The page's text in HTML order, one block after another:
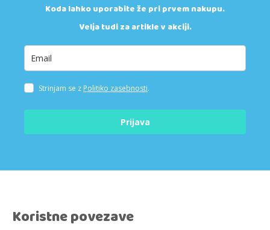
Koda lahko uporabite že pri prvem nakupu.
Velja tudi za artikle v akciji.
Strinjam se z Politiko zasebnosti.
Prijava
Koristne povezave